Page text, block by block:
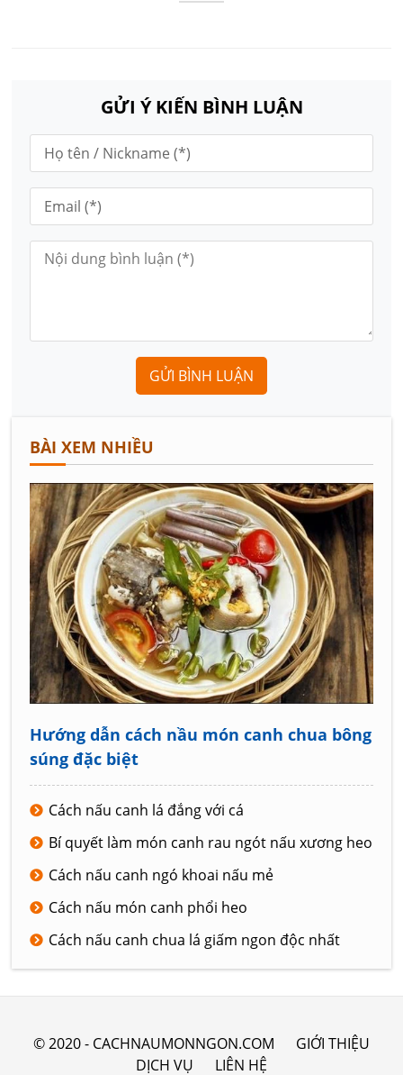
GỬI Ý KIẾN BÌNH LUẬN
GỬI BÌNH LUẬN
BÀI XEM NHIỀU
Hướng dẫn cách nầu món canh chua bông
súng đặc biệt
Cách nấu canh lá đắng với cá
Bí quyết làm món canh rau ngót nấu xương heo
Cách nấu canh ngó khoai nấu mẻ
Cách nấu món canh phổi heo
Cách nấu canh chua lá giấm ngon độc nhất
© 2020 - CACHNAUMONNGON.COM
GIỚI THIỆU
DỊCH VỤ
LIÊN HỆ